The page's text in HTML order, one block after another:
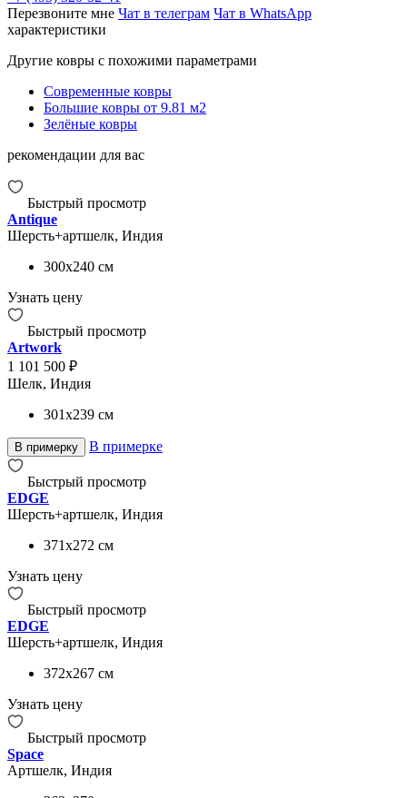
Перезвоните мне Чат в телеграм Чат в WhatsApp
характеристики
Другие ковры с похожими параметрами
Современные ковры
Большие ковры от 9.81 м2
Зелёные ковры
рекомендации для вас
Быстрый просмотр
Antique
Шерсть+артшелк, Индия
300x240 см
Узнать цену
Быстрый просмотр
Artwork
1 101 500 ₽
Шелк, Индия
301x239 см
В примерку В примерке
Быстрый просмотр
EDGE
Шерсть+артшелк, Индия
371x272 см
Узнать цену
Быстрый просмотр
EDGE
Шерсть+артшелк, Индия
372x267 см
Узнать цену
Быстрый просмотр
Space
Артшелк, Индия